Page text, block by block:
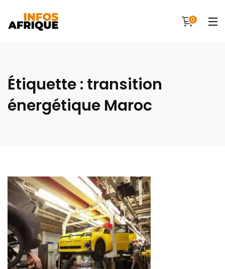
0
Étiquette : transition
énergétique Maroc